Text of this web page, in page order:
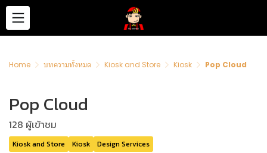
Home บทความทั้งหมด Kiosk and Store Kiosk Pop Cloud
Pop Cloud
128 ผู้เข้าชม
Kiosk and Store Kiosk Design Services